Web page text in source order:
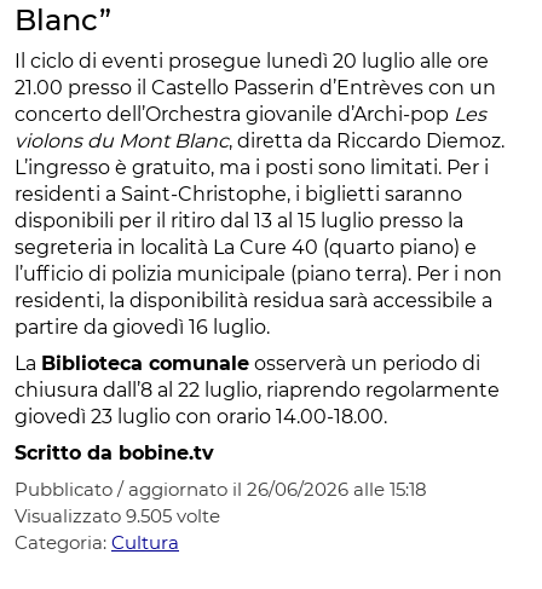
Blanc”
Il ciclo di eventi prosegue lunedì 20 luglio alle ore
21.00 presso il Castello Passerin d’Entrèves con un
concerto dell’Orchestra giovanile d’Archi-pop Les
violons du Mont Blanc, diretta da Riccardo Diemoz.
L’ingresso è gratuito, ma i posti sono limitati. Per i
residenti a Saint-Christophe, i biglietti saranno
disponibili per il ritiro dal 13 al 15 luglio presso la
segreteria in località La Cure 40 (quarto piano) e
l’ufficio di polizia municipale (piano terra). Per i non
residenti, la disponibilità residua sarà accessibile a
partire da giovedì 16 luglio.
La Biblioteca comunale osserverà un periodo di
chiusura dall’8 al 22 luglio, riaprendo regolarmente
giovedì 23 luglio con orario 14.00-18.00.
Scritto da bobine.tv
Pubblicato / aggiornato il 26/06/2026 alle 15:18
Visualizzato 9.505 volte
Categoria: Cultura